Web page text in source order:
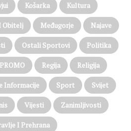
Košarka Kultura
Obitelj Međugorje Najave
Ostali Sportovi Politika
PROMO Regija Religija
Informacije Sport Svijet
Vijesti Zanimljivosti
I Prehrana